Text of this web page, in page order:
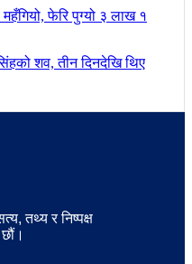
फेरि पुग्यो ३ लाख १
शव, तीन दिनदेखि थिए
तथ्य र निष्पक्ष